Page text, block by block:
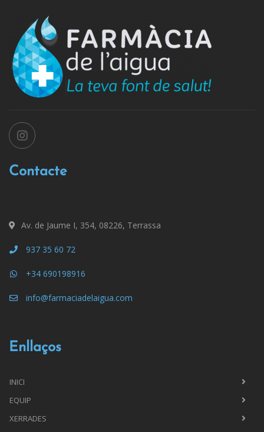
Contacte
Av. de Jaume I, 354, 08226, Terrassa
937 35 60 72
+34 690198916
info@farmaciadelaigua.com
Enllaços
INICI
EQUIP
XERRADES